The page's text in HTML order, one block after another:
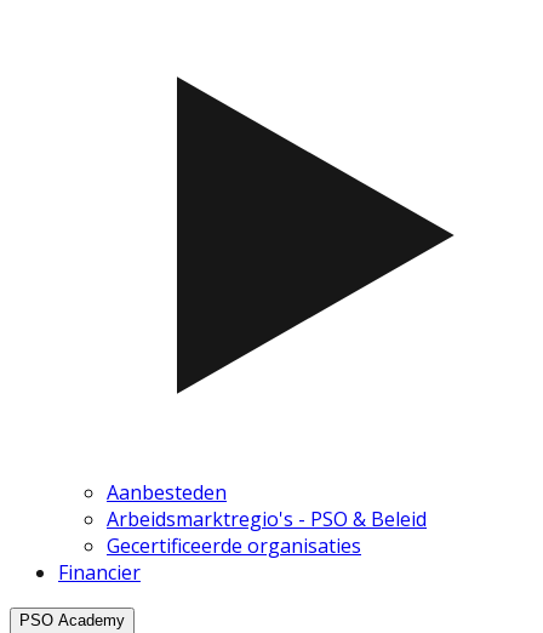
Aanbesteden
Arbeidsmarktregio's - PSO & Beleid
Gecertificeerde organisaties
Financier
PSO Academy